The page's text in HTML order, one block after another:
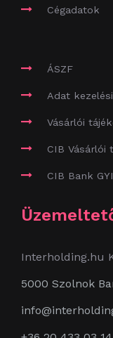
Cégadatok
ÁSZF
Adat
Vásárlói
CIB Vásárlói
CIB Bank
Interholding.hu
5000 Szolnok